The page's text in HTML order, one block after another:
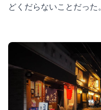
どくだらないことだった。